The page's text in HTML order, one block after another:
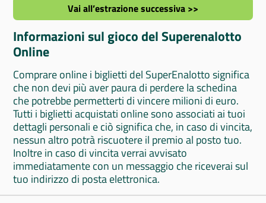
Vai all’estrazione successiva >>
Informazioni sul gioco del Superenalotto
Online
Comprare online i biglietti del SuperEnalotto significa
che non devi più aver paura di perdere la schedina
che potrebbe permetterti di vincere milioni di euro.
Tutti i biglietti acquistati online sono associati ai tuoi
dettagli personali e ciò significa che, in caso di vincita,
nessun altro potrà riscuotere il premio al posto tuo.
Inoltre in caso di vincita verrai avvisato
immediatamente con un messaggio che riceverai sul
tuo indirizzo di posta elettronica.